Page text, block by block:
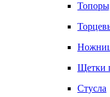
Щетки
Стусла